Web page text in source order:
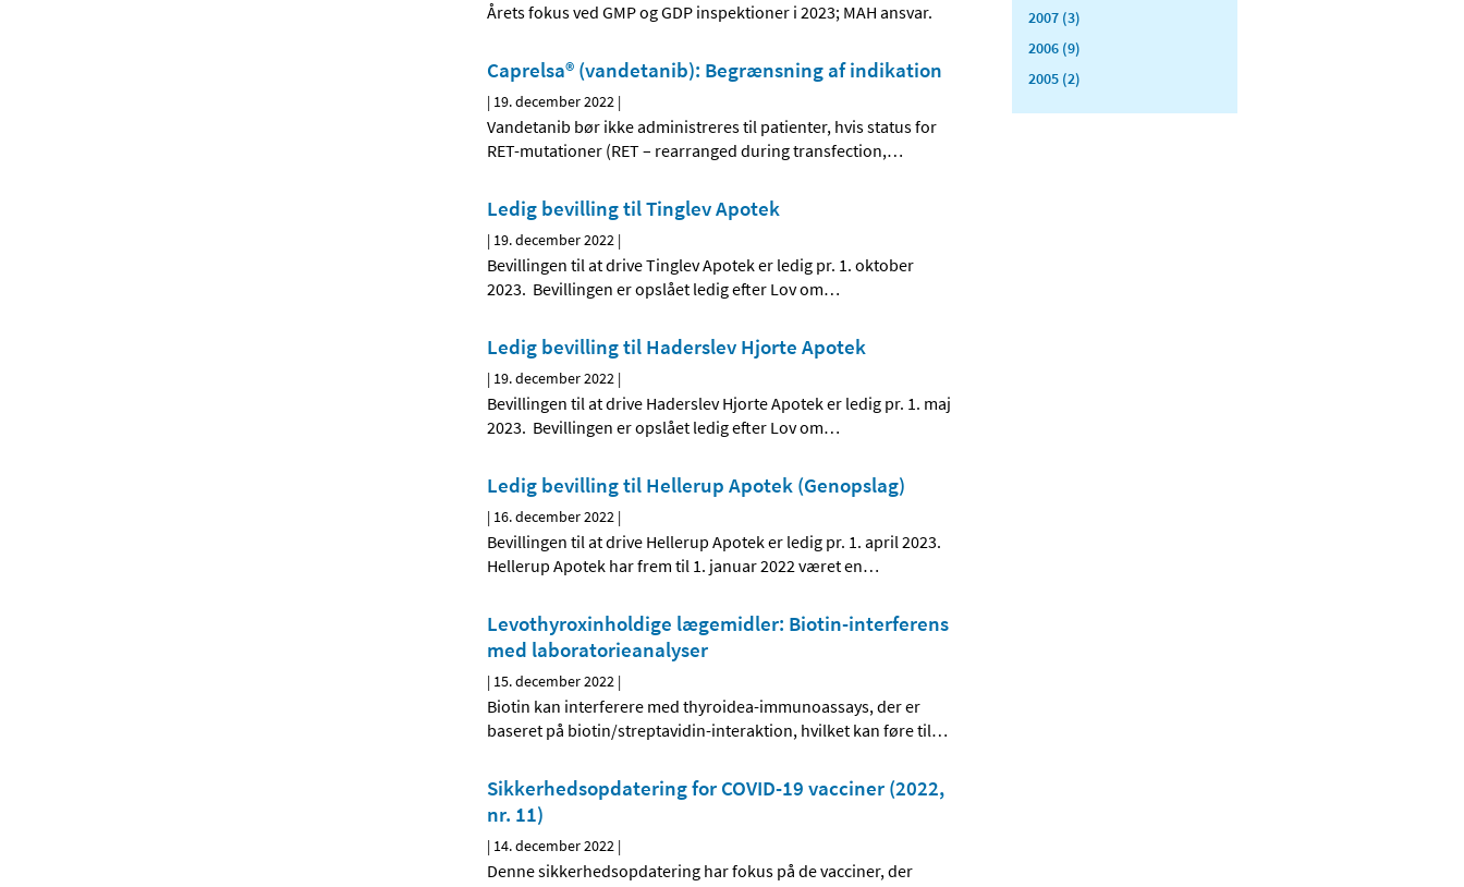
Årets fokus ved GMP og GDP inspektioner i 2023; MAH ansvar.
Caprelsa® (vandetanib): Begrænsning af indikation
| 19. december 2022 |
Vandetanib bør ikke administreres til patienter, hvis status for
RET-mutationer (RET – rearranged during transfection,…
Ledig bevilling til Tinglev Apotek
| 19. december 2022 |
Bevillingen til at drive Tinglev Apotek er ledig pr. 1. oktober
2023. Bevillingen er opslået ledig efter Lov om…
Ledig bevilling til Haderslev Hjorte Apotek
| 19. december 2022 |
Bevillingen til at drive Haderslev Hjorte Apotek er ledig pr. 1. maj
2023. Bevillingen er opslået ledig efter Lov om…
Ledig bevilling til Hellerup Apotek (Genopslag)
| 16. december 2022 |
Bevillingen til at drive Hellerup Apotek er ledig pr. 1. april 2023.
Hellerup Apotek har frem til 1. januar 2022 været en…
Levothyroxinholdige lægemidler: Biotin-interferens
med laboratorieanalyser
| 15. december 2022 |
Biotin kan interferere med thyroidea-immunoassays, der er
baseret på biotin/streptavidin-interaktion, hvilket kan føre til…
Sikkerhedsopdatering for COVID-19 vacciner (2022,
nr. 11)
| 14. december 2022 |
Denne sikkerhedsopdatering har fokus på de vacciner, der
2007 (3)
2006 (9)
2005 (2)